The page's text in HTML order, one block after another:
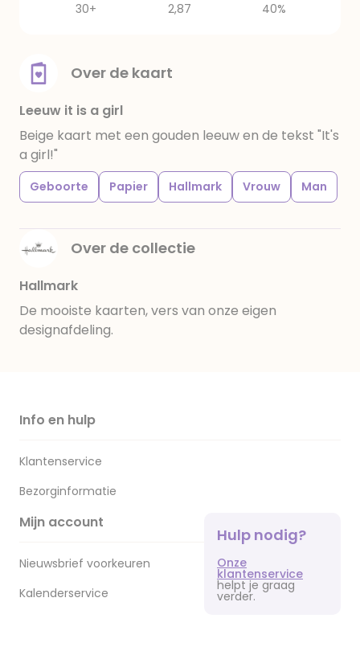
30+
2,87 40%
Over de kaart
Leeuw it is a girl
Beige kaart met een gouden leeuw en de tekst "It's
a girl!"
Geboorte Papier Hallmark Vrouw Man
Over de collectie
Hallmark
De mooiste kaarten, vers van onze eigen
designafdeling.
Info en hulp
Klantenservice
Bezorginformatie
Mijn account
Nieuwsbrief voorkeuren
Kalenderservice
Hulp nodig?
Onze
klantenservice
helpt je graag
verder.